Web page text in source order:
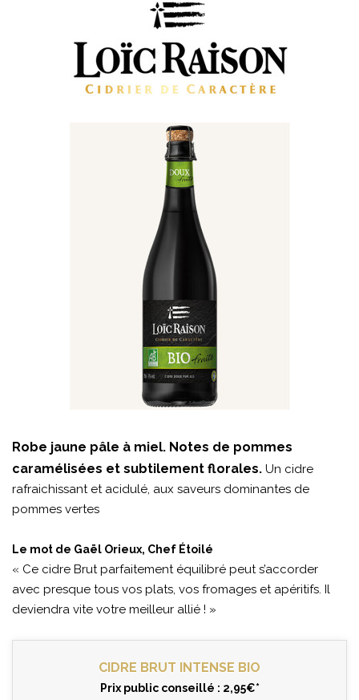
Robe jaune pâle à miel. Notes de pommes
caramélisées et subtilement florales. Un cidre
rafraichissant et acidulé, aux saveurs dominantes de
pommes vertes
Le mot de Gaël Orieux, Chef Étoilé
« Ce cidre Brut parfaitement équilibré peut s’accorder
avec presque tous vos plats, vos fromages et apéritifs. Il
deviendra vite votre meilleur allié ! »
CIDRE BRUT INTENSE BIO
Prix public conseillé : 2,95€*